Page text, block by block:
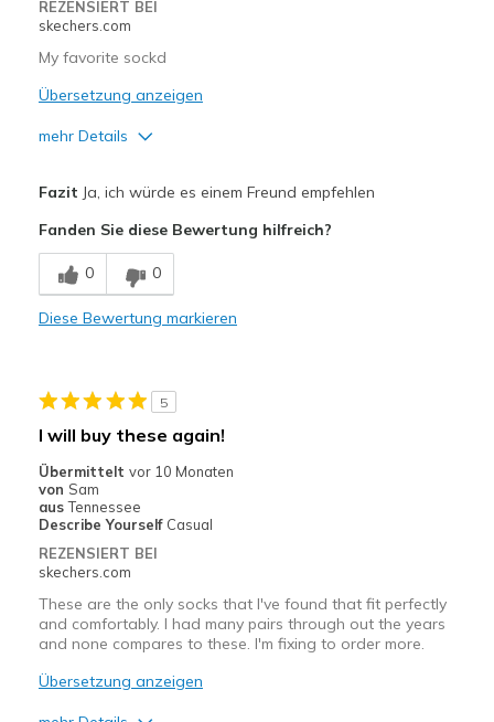
REZENSIERT BEI
skechers.com
My favorite sockd
Übersetzung anzeigen
mehr Details
Comfortable
Width
Sizing
Feels true to size
Fazit Ja, ich würde es einem Freund empfehlen
Fanden Sie diese Bewertung hilfreich?
0 0
Diese Bewertung markieren
5
I will buy these again!
Übermittelt vor 10 Monaten
von Sam
aus Tennessee
Describe Yourself Casual
REZENSIERT BEI
skechers.com
These are the only socks that I've found that fit perfectly
and comfortably. I had many pairs through out the years
and none compares to these. I'm fixing to order more.
Übersetzung anzeigen